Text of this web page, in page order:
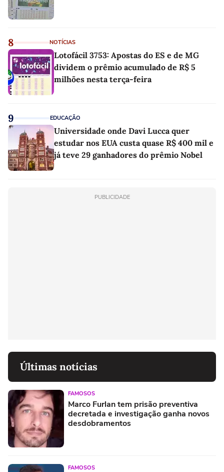
8 NOTÍCIAS
Lotofácil 3753: Apostas do ES e de MG
dividem o prêmio acumulado de R$ 5
milhões nesta terça-feira
9 EDUCAÇÃO
Universidade onde Davi Lucca quer
estudar nos EUA custa quase R$ 400 mil e
já teve 29 ganhadores do prêmio Nobel
PUBLICIDADE
Últimas notícias
FAMOSOS
Marco Furlan tem prisão preventiva
decretada e investigação ganha novos
desdobramentos
FAMOSOS